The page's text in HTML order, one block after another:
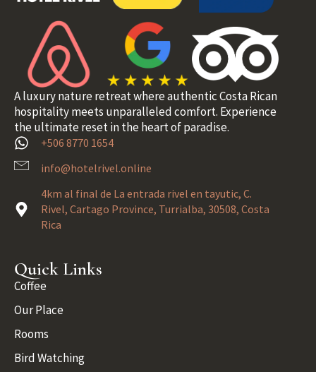
A luxury nature retreat where authentic Costa Rican
hospitality meets unparalleled comfort. Experience
the ultimate reset in the heart of paradise.
+506 8770 1654
info@hotelrivel.online
4km al final de La entrada rivel en tayutic, C.
Rivel, Cartago Province, Turrialba, 30508, Costa
Rica
Quick Links
Coffee
Our Place
Rooms
Bird Watching